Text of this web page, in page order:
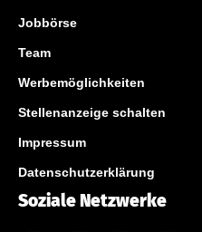
Jobbörse
Team
Werbemöglichkeiten
Stellenanzeige schalten
Impressum
Datenschutzerklärung
Soziale Netzwerke